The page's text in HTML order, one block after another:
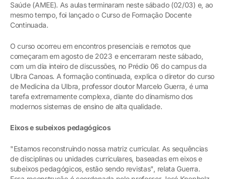
Saúde (AMEE). As aulas terminaram neste sábado (02/03) e, ao
mesmo tempo, foi lançado o Curso de Formação Docente
Continuada.
O curso ocorreu em encontros presenciais e remotos que
começaram em agosto de 2023 e encerraram neste sábado,
com um dia inteiro de discussões, no Prédio 06 do campus da
Ulbra Canoas. A formação continuada, explica o diretor do curso
de Medicina da Ulbra, professor doutor Marcelo Guerra, é uma
tarefa extremamente complexa, diante do dinamismo dos
modernos sistemas de ensino de alta qualidade.
Eixos e subeixos pedagógicos
"Estamos reconstruindo nossa matriz curricular. As sequências
de disciplinas ou unidades curriculares, baseadas em eixos e
subeixos pedagógicos, estão sendo revistas", relata Guerra.